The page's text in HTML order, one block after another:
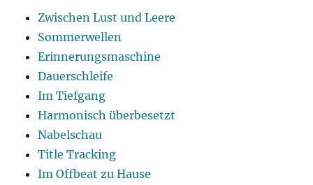
Zwischen Lust und Leere
Sommerwellen
Erinnerungsmaschine
Dauerschleife
Im Tiefgang
Harmonisch überbesetzt
Nabelschau
Title Tracking
Im Offbeat zu Hause